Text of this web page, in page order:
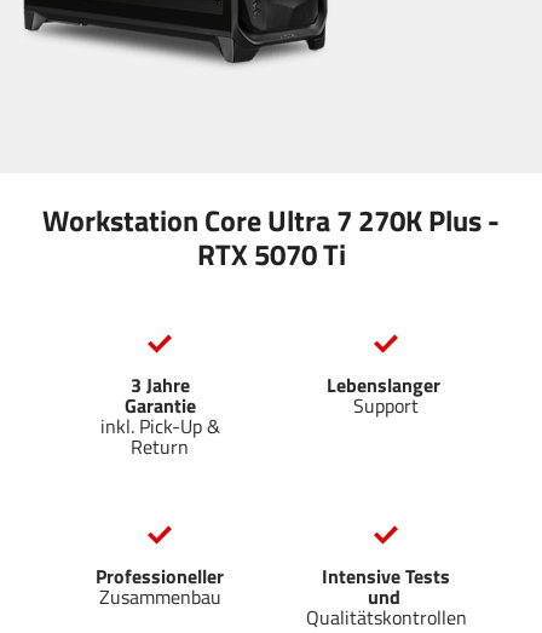
Workstation Core Ultra 7 270K Plus -
RTX 5070 Ti
3 Jahre
Garantie
inkl. Pick-Up &
Return
Lebenslanger
Support
Professioneller
Zusammenbau
Intensive Tests
und
Qualitätskontrollen